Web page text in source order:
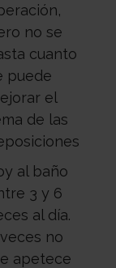
no se
cuanto
puede
el
de las
al baño
3 y 6
al día.
no
apetece